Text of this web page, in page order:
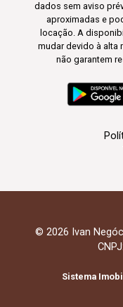
dados sem aviso
aproximadas e
locação. A
mudar devido à alta
não garantem
© 2026 Ivan
Sistema